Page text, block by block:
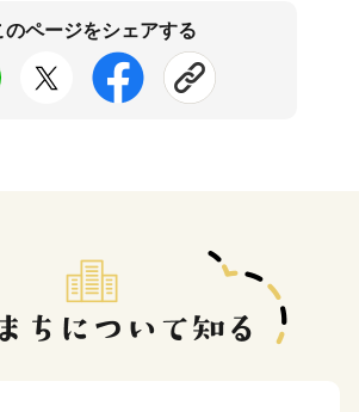
のページをシェアする